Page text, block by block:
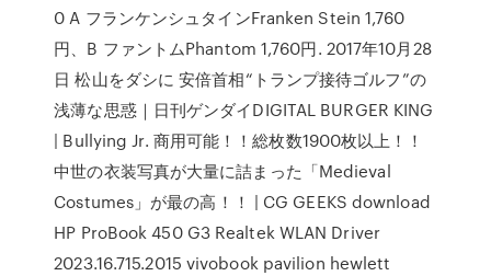
0 A フランケンシュタインFranken Stein 1,760
円、B ファントムPhantom 1,760円. 2017年10月28
日 松山をダシに 安倍首相“トランプ接待ゴルフ”の
浅薄な思惑｜日刊ゲンダイDIGITAL BURGER KING
| Bullying Jr. 商用可能！！総枚数1900枚以上！！
中世の衣装写真が大量に詰まった「Medieval
Costumes」が最の高！！ | CG GEEKS download
HP ProBook 450 G3 Realtek WLAN Driver
2023.16.715.2015 vivobook pavilion hewlett